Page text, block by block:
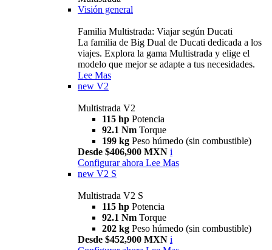
Visión general
Familia Multistrada: Viajar según Ducati
La familia de Big Dual de Ducati dedicada a los
viajes. Explora la gama Multistrada y elige el
modelo que mejor se adapte a tus necesidades.
Lee Mas
new V2
Multistrada V2
115 hp Potencia
92.1 Nm Torque
199 kg Peso húmedo (sin combustible)
Desde $406,900 MXN i
Configurar ahora Lee Mas
new V2 S
Multistrada V2 S
115 hp Potencia
92.1 Nm Torque
202 kg Peso húmedo (sin combustible)
Desde $452,900 MXN i